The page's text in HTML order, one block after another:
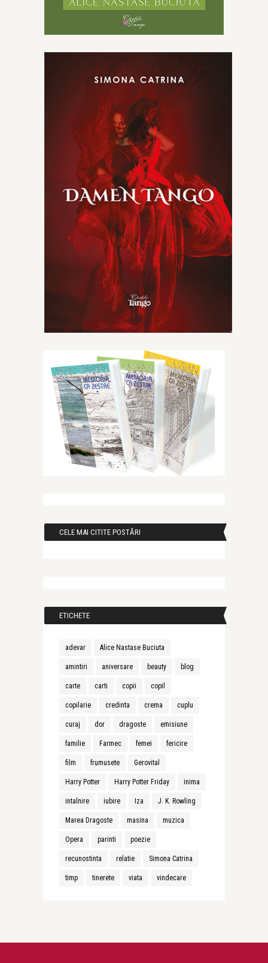
CELE MAI CITITE POSTĂRI
ETICHETE
adevar Alice Nastase Buciuta
amintiri aniversare beauty blog
carte carti copii copil
copilarie credinta crema cuplu
curaj dor dragoste emisiune
familie Farmec femei fericire
film frumusete Gerovital
Harry Potter Harry Potter Friday inima
intalnire iubire Iza J. K. Rowling
Marea Dragoste masina muzica
Opera parinti poezie
recunostinta relatie Simona Catrina
timp tinerete viata vindecare